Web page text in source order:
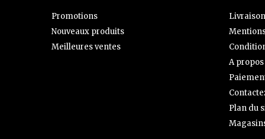
Promotions
Nouveaux produits
Meilleures ventes
Livraison
A propos
Plan du